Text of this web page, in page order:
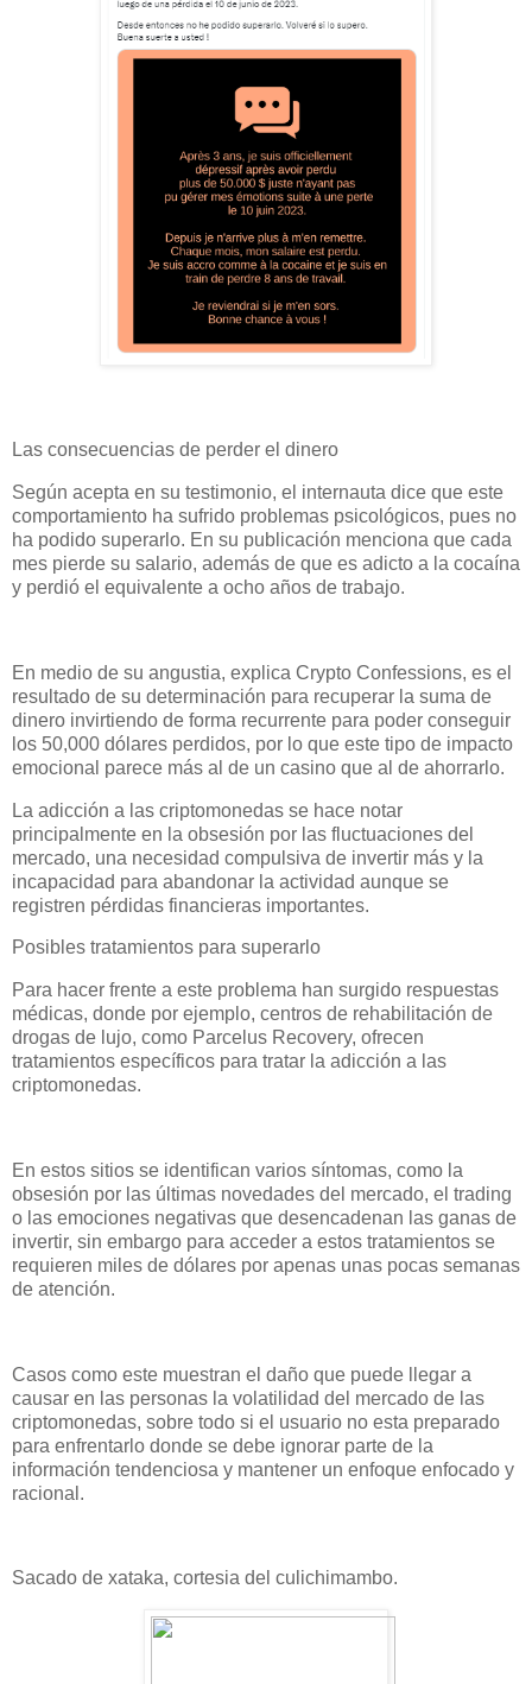
Las consecuencias de perder el dinero
Según acepta en su testimonio, el internauta dice que este
comportamiento ha sufrido problemas psicológicos, pues no
ha podido superarlo. En su publicación menciona que cada
mes pierde su salario, además de que es adicto a la cocaína
y perdió el equivalente a ocho años de trabajo.
En medio de su angustia, explica Crypto Confessions, es el
resultado de su determinación para recuperar la suma de
dinero invirtiendo de forma recurrente para poder conseguir
los 50,000 dólares perdidos, por lo que este tipo de impacto
emocional parece más al de un casino que al de ahorrarlo.
La adicción a las criptomonedas se hace notar
principalmente en la obsesión por las fluctuaciones del
mercado, una necesidad compulsiva de invertir más y la
incapacidad para abandonar la actividad aunque se
registren pérdidas financieras importantes.
Posibles tratamientos para superarlo
Para hacer frente a este problema han surgido respuestas
médicas, donde por ejemplo, centros de rehabilitación de
drogas de lujo, como Parcelus Recovery, ofrecen
tratamientos específicos para tratar la adicción a las
criptomonedas.
En estos sitios se identifican varios síntomas, como la
obsesión por las últimas novedades del mercado, el trading
o las emociones negativas que desencadenan las ganas de
invertir, sin embargo para acceder a estos tratamientos se
requieren miles de dólares por apenas unas pocas semanas
de atención.
Casos como este muestran el daño que puede llegar a
causar en las personas la volatilidad del mercado de las
criptomonedas, sobre todo si el usuario no esta preparado
para enfrentarlo donde se debe ignorar parte de la
información tendenciosa y mantener un enfoque enfocado y
racional.
Sacado de xataka, cortesia del culichimambo.